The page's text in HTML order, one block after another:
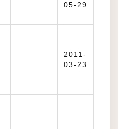
05-29
2011-
03-23